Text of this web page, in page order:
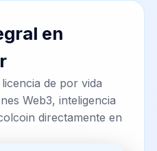
en
de por vida
Web3, inteligencia
directamente en